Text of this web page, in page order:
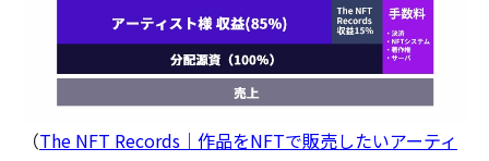
（The NFT Records｜作品をNFTで販売したいアーティ